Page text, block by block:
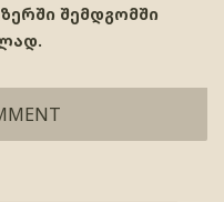
შემდგომში